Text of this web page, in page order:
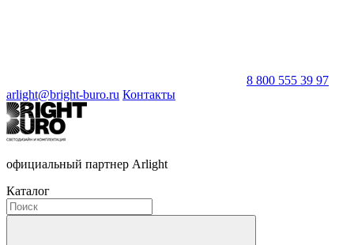
8 800 555 39 97
arlight@bright-buro.ru Контакты
официальный партнер Arlight
Каталог